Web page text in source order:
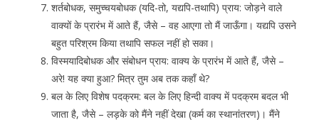
शर्तबोधक, समुच्चयबोधक (यदि-तो, यद्यपि-तथापि) प्राय: जोड़ने वाले
वाक्यों के प्रारंभ में आते हैं, जैसे – वह आएगा तो मैं जाऊँगा। यद्यपि उसने
बहुत परिश्रम किया तथापि सफल नहीं हो सका।
विस्मयादिबोधक और संबोधन प्राय: वाक्य के प्रारंभ में आते हैं, जैसे –
अरे! यह क्या हुआ? मित्र तुम अब तक कहाँ थे?
बल के लिए विशेष पदक्रम: बल के लिए हिन्दी वाक्य में पदक्रम बदल भी
जाता है, जैसे – लड़के को मैंने नहीं देखा (कर्म का स्थानांतरण)। मैंने